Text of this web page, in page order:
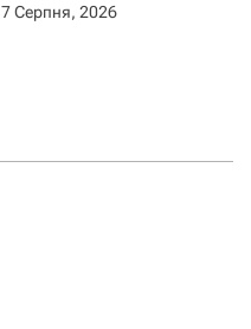
7 Серпня, 2026